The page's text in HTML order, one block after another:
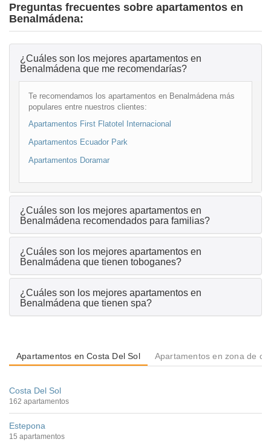
Preguntas frecuentes sobre apartamentos en
Benalmádena:
¿Cuáles son los mejores apartamentos en
Benalmádena que me recomendarías?
Te recomendamos los apartamentos en Benalmádena más
populares entre nuestros clientes:
Apartamentos First Flatotel Internacional
Apartamentos Ecuador Park
Apartamentos Doramar
¿Cuáles son los mejores apartamentos en
Benalmádena recomendados para familias?
¿Cuáles son los mejores apartamentos en
Benalmádena que tienen toboganes?
¿Cuáles son los mejores apartamentos en
Benalmádena que tienen spa?
Apartamentos en Costa Del Sol Apartamentos en zona de
Costa Del Sol
162 apartamentos
Estepona
15 apartamentos